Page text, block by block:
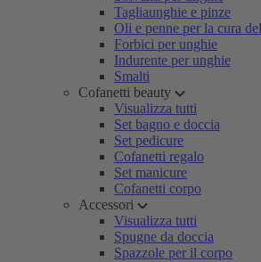
Tagliaunghie e pinze
Oli e penne per la cura
Forbici per unghie
Indurente per unghie
Smalti
Cofanetti beauty
Visualizza tutti
Set bagno e doccia
Set pedicure
Cofanetti regalo
Set manicure
Cofanetti corpo
Accessori
Visualizza tutti
Spugne da doccia
Spazzole per il corpo